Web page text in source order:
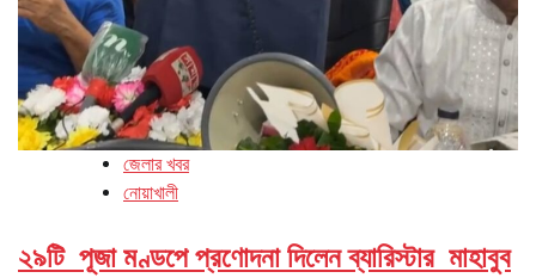
জেলার খবর
নোয়াখালী
২৯টি পূজা মণ্ডপে প্রণোদনা দিলেন ব্যারিস্টার মাহাবুব